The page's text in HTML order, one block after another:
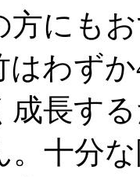
方にも
はわず
成長す
。十分